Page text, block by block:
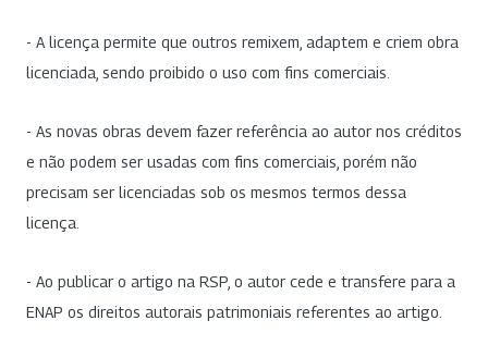
- A licença permite que outros remixem, adaptem e criem obra
licenciada, sendo proibido o uso com fins comerciais.
- As novas obras devem fazer referência ao autor nos créditos
e não podem ser usadas com fins comerciais, porém não
precisam ser licenciadas sob os mesmos termos dessa
licença.
- Ao publicar o artigo na RSP, o autor cede e transfere para a
ENAP os direitos autorais patrimoniais referentes ao artigo.